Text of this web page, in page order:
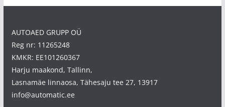
AUTOAED GRUPP OÜ
Reg nr: 11265248
KMKR: EE101260367
Harju maakond, Tallinn,
Lasnamäe linnaosa, Tähesaju tee 27, 13917
info@automatic.ee